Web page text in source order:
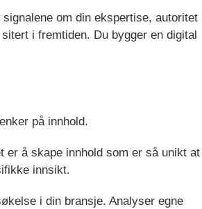
om din ekspertise, autoritet
i fremtiden. Du bygger en digital
på innhold.
er å skape innhold som er så unikt at
innsikt.
i din bransje. Analyser egne